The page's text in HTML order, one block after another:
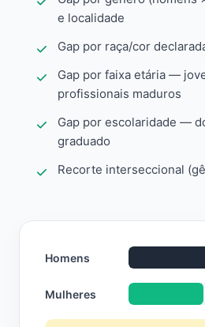
e localidade
Gap por raça/cor
Gap por faixa etária —
profissionais maduros
Gap por escolaridade —
graduado
Recorte interseccional
Homens
Mulheres